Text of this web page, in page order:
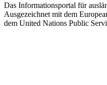
Das Informationsportal für
Ausgezeichnet mit dem
dem United Nations Public